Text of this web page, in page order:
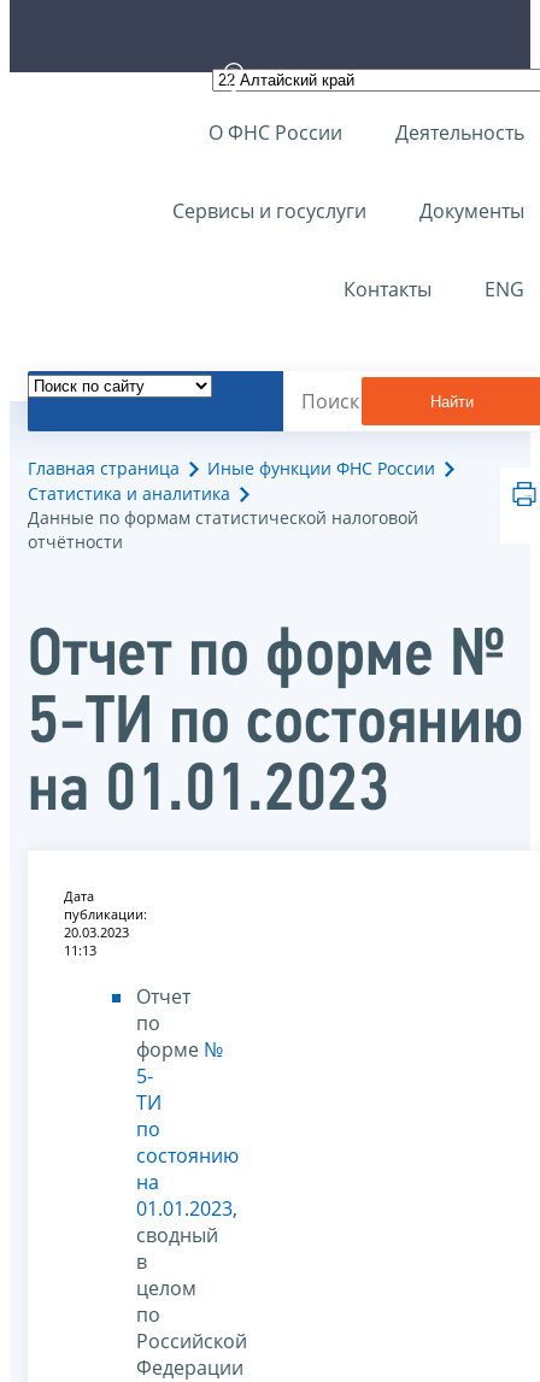
О ФНС России Деятельность
Сервисы и госуслуги Документы
Контакты ENG
Найти
Главная страница
Иные функции ФНС России
Статистика и аналитика
Данные по формам статистической налоговой
отчётности
Отчет по форме №
5-ТИ по состоянию
на 01.01.2023
Дата
публикации:
20.03.2023
11:13
Отчет
по
форме №
5-
ТИ
по
состоянию
на
01.01.2023,
сводный
в
целом
по
Российской
Федерации